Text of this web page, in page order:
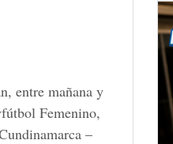
entre mañana y
Femenino,
–